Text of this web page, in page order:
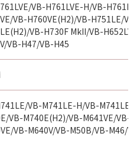
、かかる保証を満たさな
交換のみとします。但
「メディア」の欠陥
ウェア」の事故、誤用、
じた場合には無効とな
ノンの子会社、それら
び販売店は、「許諾ソフ
または使用不能から生ず
VB-H761LVE-H/VB-
VB-H760VE(H2)/VB-H751LE/
VB-H730F MkII/VB-
VB-H47/VB-H45
VB-M741LE-H/VB-
VB-M740E(H2)/VB-M641VE/VB-
VB-M640V/VB-M50B/VB-M46/